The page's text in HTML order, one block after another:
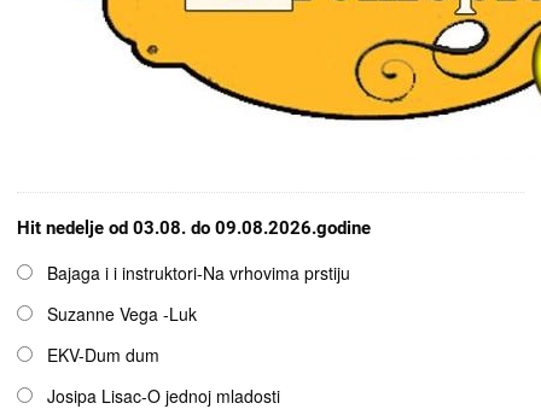
Hit nedelje od 03.08. do 09.08.2026.godine
OpcijeBajaga i i instruktori-Na vrhovima prstiju
Suzanne Vega -Luk
EKV-Dum dum
Josipa Lisac-O jednoj mladosti